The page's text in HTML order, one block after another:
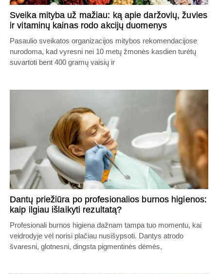
Sveika mityba už mažiau: ką apie daržovių, žuvies
ir vitaminų kainas rodo akcijų duomenys
Pasaulio sveikatos organizacijos mitybos rekomendacijose
nurodoma, kad vyresni nei 10 metų žmonės kasdien turėtų
suvartoti bent 400 gramų vaisių ir
Dantų priežiūra po profesionalios burnos higienos:
kaip ilgiau išlaikyti rezultatą?
Profesionali burnos higiena dažnam tampa tuo momentu, kai
veidrodyje vėl norisi plačiau nusišypsoti. Dantys atrodo
švaresni, glotnesni, dingsta pigmentinės dėmės,